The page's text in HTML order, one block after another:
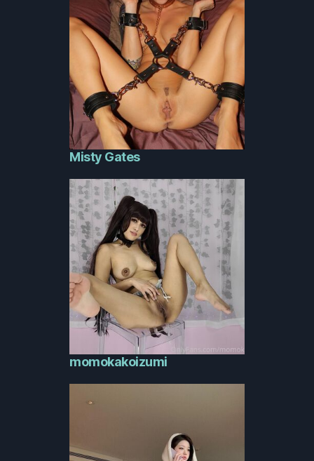
Misty Gates
momokakoizumi